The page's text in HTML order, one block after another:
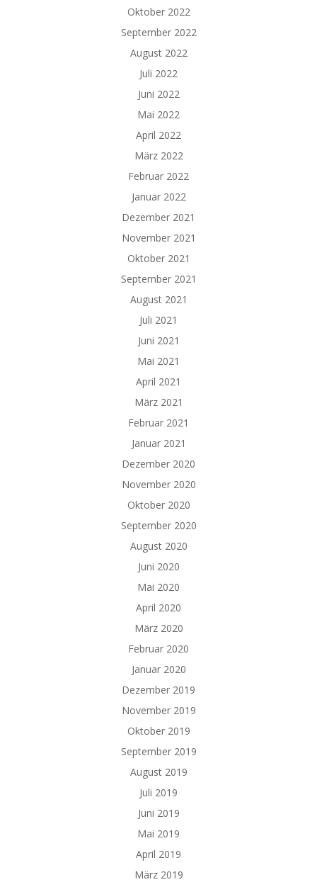
Oktober 2022
September 2022
August 2022
Juli 2022
Juni 2022
Mai 2022
April 2022
März 2022
Februar 2022
Januar 2022
Dezember 2021
November 2021
Oktober 2021
September 2021
August 2021
Juli 2021
Juni 2021
Mai 2021
April 2021
März 2021
Februar 2021
Januar 2021
Dezember 2020
November 2020
Oktober 2020
September 2020
August 2020
Juni 2020
Mai 2020
April 2020
März 2020
Februar 2020
Januar 2020
Dezember 2019
November 2019
Oktober 2019
September 2019
August 2019
Juli 2019
Juni 2019
Mai 2019
April 2019
März 2019